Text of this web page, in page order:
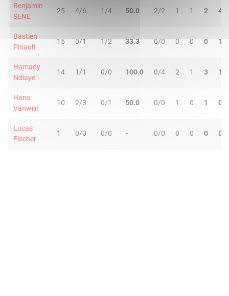
Benjamin
SENE
25 4/6 1/4 50.0 2/2 1 1 2 4
Bastien
Pinault
15 0/1 1/2 33.3 0/0 0 0 0 1
Hamady
Ndiaye
14 1/1 0/0 100.0 0/4 2 1 3 1
Hans
Vanwijn
10 2/3 0/1 50.0 0/0 1 0 1 0
Lucas
Fischer
1 0/0 0/0 - 0/0 0 0 0 0